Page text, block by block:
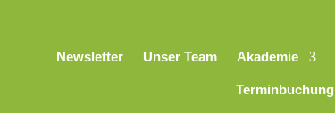
Newsletter Unser Team Akademie
Terminbuchung